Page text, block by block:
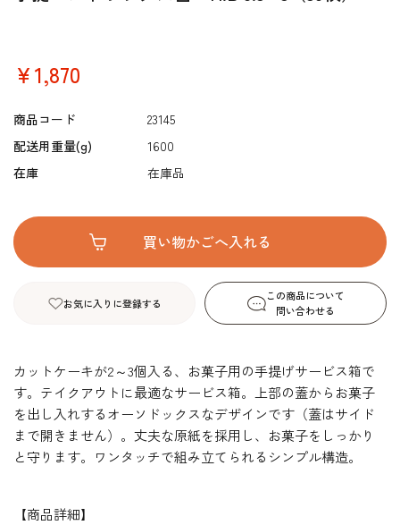
￥1,870
商品コード
23145
配送用重量(g)
1600
在庫
在庫品
お気に入りに登録する
この商品について
問い合わせる
カットケーキが2～3個入る、お菓子用の手提げサービス箱で
す。テイクアウトに最適なサービス箱。上部の蓋からお菓子
を出し入れするオーソドックスなデザインです（蓋はサイド
まで開きません）。丈夫な原紙を採用し、お菓子をしっかり
と守ります。ワンタッチで組み立てられるシンプル構造。
【商品詳細】